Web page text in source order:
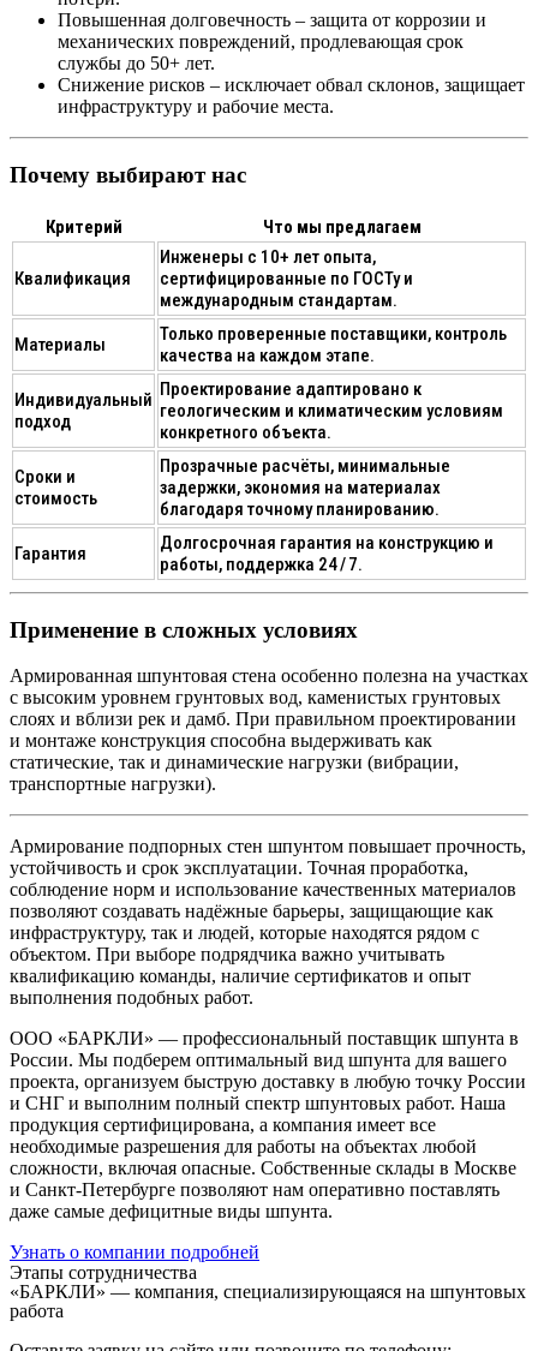
Повышенная долговечность – защита от коррозии и
механических повреждений, продлевающая срок
службы до 50+ лет.
Снижение рисков – исключает обвал склонов, защищает
инфраструктуру и рабочие места.
Почему выбирают нас
Критерий Что мы предлагаем
Квалификация
Инженеры с 10+ лет опыта,
сертифицированные по ГОСТу и
международным стандартам.
Материалы
Только проверенные поставщики, контроль
качества на каждом этапе.
Индивидуальный
подход
Проектирование адаптировано к
геологическим и климатическим условиям
конкретного объекта.
Сроки и
стоимость
Прозрачные расчёты, минимальные
задержки, экономия на материалах
благодаря точному планированию.
Гарантия
Долгосрочная гарантия на конструкцию и
работы, поддержка 24 / 7.
Применение в сложных условиях
Армированная шпунтовая стена особенно полезна на участках
с высоким уровнем грунтовых вод, каменистых грунтовых
слоях и вблизи рек и дамб. При правильном проектировании
и монтаже конструкция способна выдерживать как
статические, так и динамические нагрузки (вибрации,
транспортные нагрузки).
Армирование подпорных стен шпунтом повышает прочность,
устойчивость и срок эксплуатации. Точная проработка,
соблюдение норм и использование качественных материалов
позволяют создавать надёжные барьеры, защищающие как
инфраструктуру, так и людей, которые находятся рядом с
объектом. При выборе подрядчика важно учитывать
квалификацию команды, наличие сертификатов и опыт
выполнения подобных работ.
ООО «БАРКЛИ» — профессиональный поставщик шпунта в
России. Мы подберем оптимальный вид шпунта для вашего
проекта, организуем быструю доставку в любую точку России
и СНГ и выполним полный спектр шпунтовых работ. Наша
продукция сертифицирована, а компания имеет все
необходимые разрешения для работы на объектах любой
сложности, включая опасные. Собственные склады в Москве
и Санкт-Петербурге позволяют нам оперативно поставлять
даже самые дефицитные виды шпунта.
Узнать о компании подробней
Этапы сотрудничества
«БАРКЛИ» — компания, специализирующаяся на шпунтовых
работа